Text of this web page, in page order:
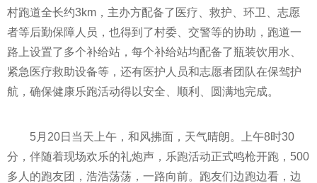
村跑道全长约3km，主办方配备了医疗、救护、环卫、志愿
者等后勤保障人员，也得到了村委、交警等的协助，跑道一
路上设置了多个补给站，每个补给站均配备了瓶装饮用水、
紧急医疗救助设备等，还有医护人员和志愿者团队在保驾护
航，确保健康乐跑活动得以安全、顺利、圆满地完成。
5月20日当天上午，和风拂面，天气晴朗。上午8时30
分，伴随着现场欢乐的礼炮声，乐跑活动正式鸣枪开跑，500
多人的跑友团，浩浩荡荡，一路向前。跑友们边跑边看，边